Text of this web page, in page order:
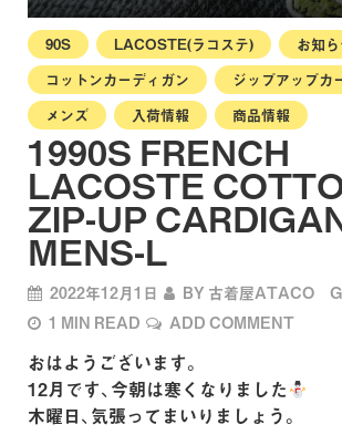
90S LACOSTE(ラコステ)
お知
コットンカーディガン
ジップアップカ
メンズ
入荷情報 商品情報
1990S FRENCH
LACOSTE
ZIP-UP
MENS-L
2022年12月1日 BY 古着屋ATACO
1 MIN READ
ADD COMMENT
おはようございます。
12月です、今朝は寒くなりました
木曜日、気張ってまいりましょう。